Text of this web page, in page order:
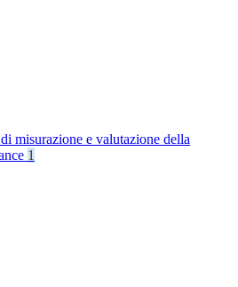
misurazione e valutazione della
1